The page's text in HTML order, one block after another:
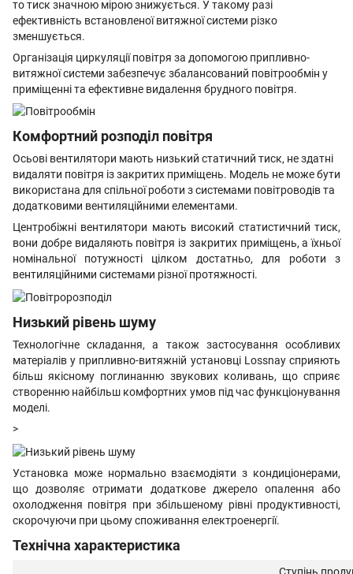
то тиск значною мірою знижується. У такому разі
ефективність встановленої витяжної системи різко
зменшується.
Організація циркуляції повітря за допомогою припливно-
витяжної системи забезпечує збалансований повітрообмін у
приміщенні та ефективне видалення брудного повітря.
Комфортний розподіл повітря
Осьові вентилятори мають низький статичний тиск, не здатні
видаляти повітря із закритих приміщень. Модель не може бути
використана для спільної роботи з системами повітроводів та
додатковими вентиляційними елементами.
Центробіжні вентилятори мають високий статистичний тиск,
вони добре видаляють повітря із закритих приміщень, а їхньої
номінальної потужності цілком достатньо, для роботи з
вентиляційними системами різної протяжності.
Низький рівень шуму
Технологічне складання, а також застосування особливих
матеріалів у припливно-витяжній установці Lossnay сприяють
більш якісному поглинанню звукових коливань, що сприяє
створенню найбільш комфортних умов під час функціонування
моделі.
>
Установка може нормально взаємодіяти з кондиціонерами,
що дозволяє отримати додаткове джерело опалення або
охолодження повітря при збільшеному рівні продуктивності,
скорочуючи при цьому споживання електроенергії.
Технічна характеристика